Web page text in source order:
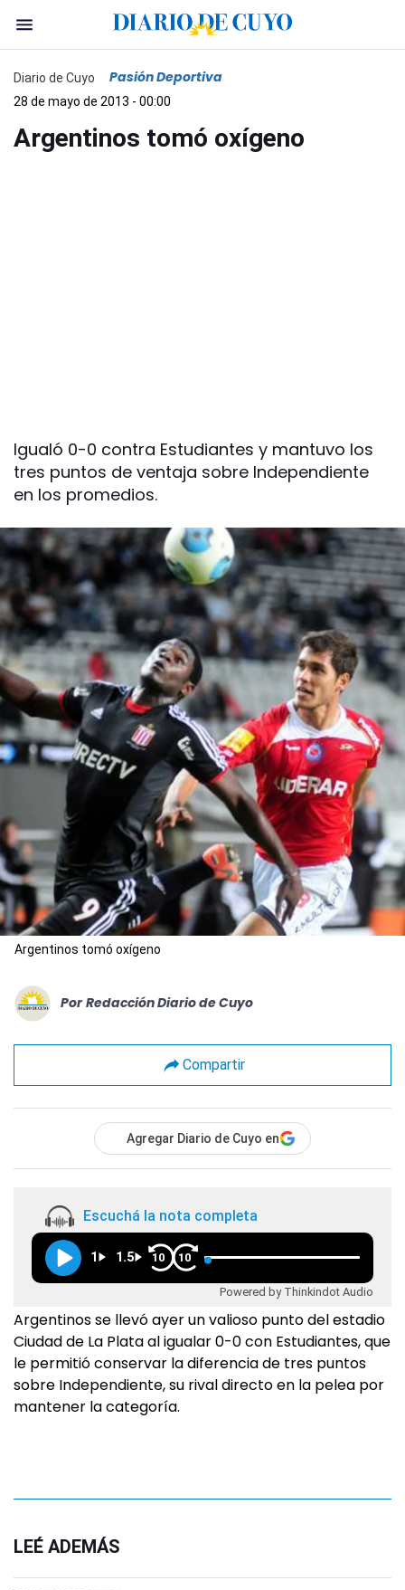
Diario de Cuyo Pasión Deportiva
28 de mayo de 2013 - 00:00
Argentinos tomó oxígeno
Igualó 0-0 contra Estudiantes y mantuvo los
tres puntos de ventaja sobre Independiente
en los promedios.
Argentinos tomó oxígeno
Por Redacción Diario de Cuyo
Compartir
Agregar Diario de Cuyo en
Escuchá la nota completa
1 1.5 10 10
Powered by Thinkindot Audio
Argentinos se llevó ayer un valioso punto del estadio
Ciudad de La Plata al igualar 0-0 con Estudiantes, que
le permitió conservar la diferencia de tres puntos
sobre Independiente, su rival directo en la pelea por
mantener la categoría.
LEÉ ADEMÁS